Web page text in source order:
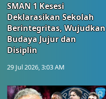
SMAN 1 Kesesi
Deklarasikan Sekolah
Berintegritas, Wujudkan
Budaya Jujur dan
Disiplin
29 Jul 2026, 3:03 AM